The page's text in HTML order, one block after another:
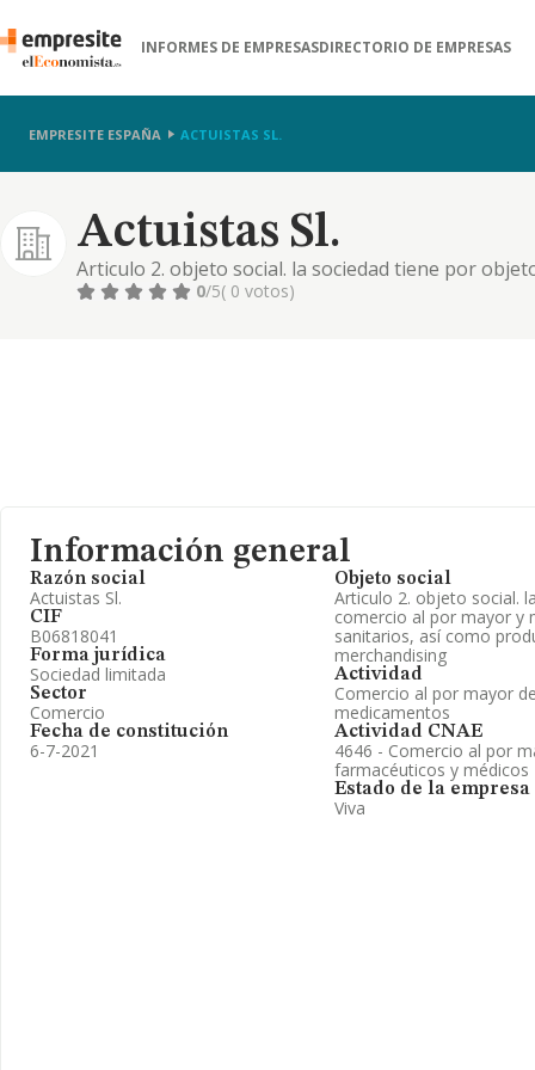
INFORMES DE EMPRESASDIRECTORIO DE EMPRESAS
EMPRESITE ESPAÑA ACTUISTAS SL.
Actuistas Sl.
Articulo 2. objeto social. la sociedad tiene por
higiénico-sanitarios, así como productos textiles y
0/5( 0 votos)
Información general
Razón social
Actuistas Sl.
CIF
B06818041
Forma jurídica
Sociedad limitada
Sector
Comercio
Fecha de constitución
6-7-2021
Objeto social
Articulo 2. objeto social.
comercio al por mayor y
sanitarios, así como
merchandising
Actividad
Comercio al por mayor
medicamentos
Actividad CNAE
4646 - Comercio al por
farmacéuticos y médicos
Estado de la empresa
Viva